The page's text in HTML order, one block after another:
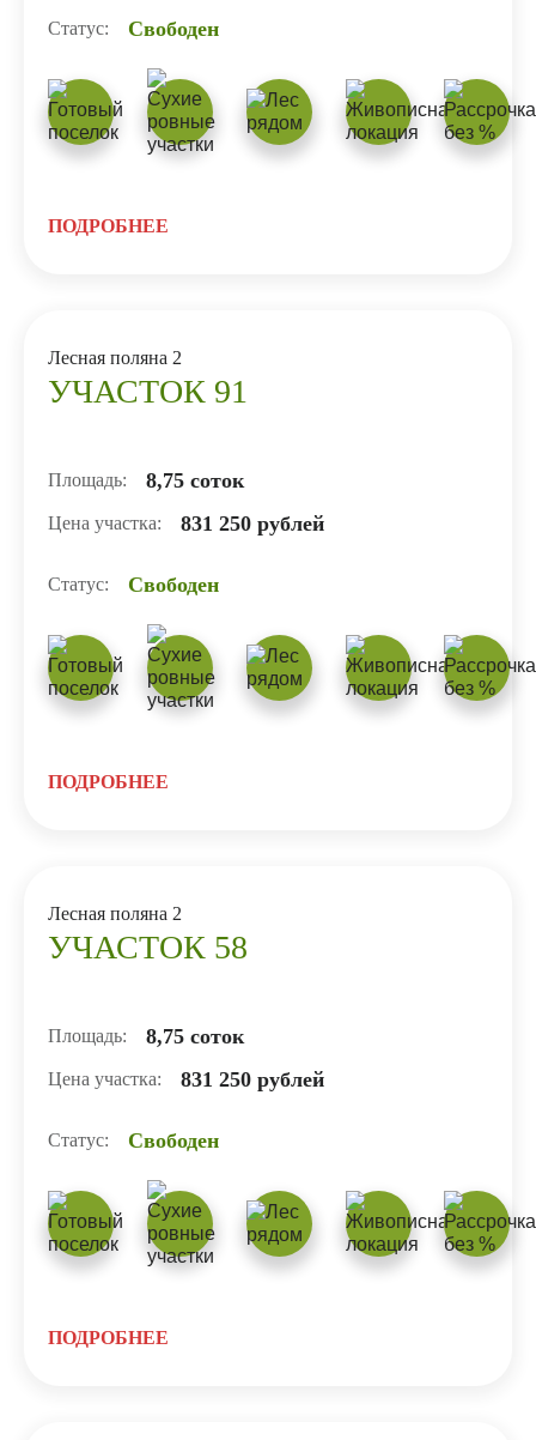
Статус: Свободен
ПОДРОБНЕЕ
Лесная поляна 2
УЧАСТОК 91
Площадь: 8,75 соток
Цена участка: 831 250 рублей
Статус: Свободен
ПОДРОБНЕЕ
Лесная поляна 2
УЧАСТОК 58
Площадь: 8,75 соток
Цена участка: 831 250 рублей
Статус: Свободен
ПОДРОБНЕЕ